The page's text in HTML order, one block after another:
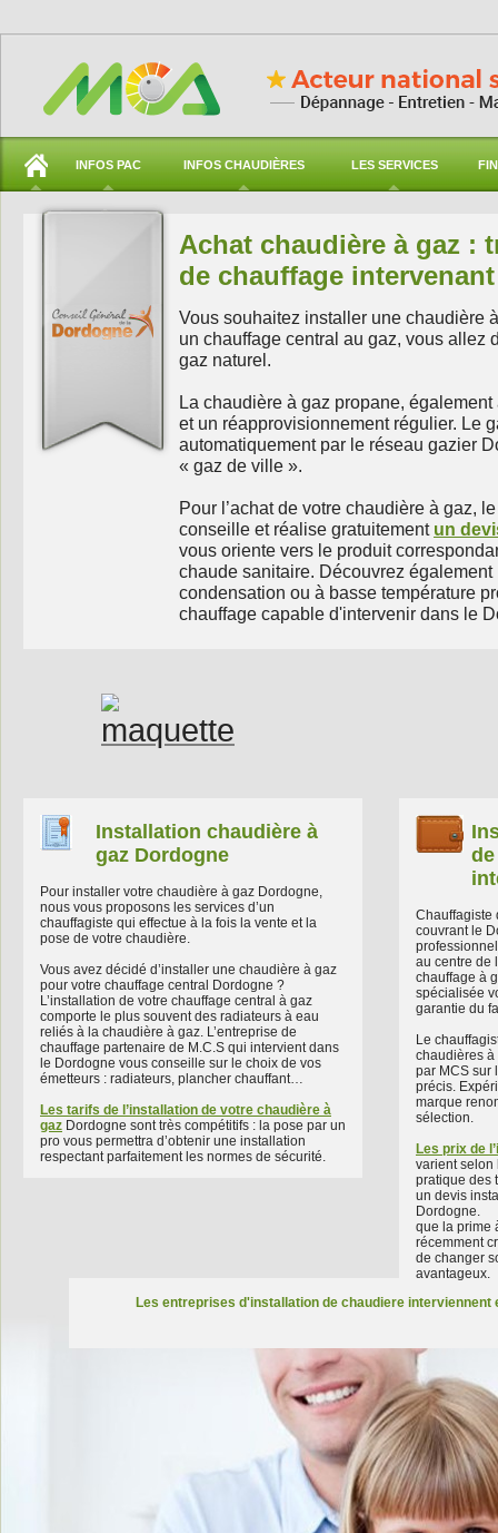
INFOS PAC INFOS CHAUDIÈRES LES SERVICES
Achat chaudière à gaz :
de chauffage
Vous souhaitez installer une chaudière
un chauffage central au gaz, vous allez
gaz naturel.
La chaudière à gaz propane,
et un réapprovisionnement régulier. Le
automatiquement par le réseau gazier
« gaz de ville ».
Pour l’achat de votre chaudière à gaz,
conseille et réalise gratuitement un
vous oriente vers le produit
chaude sanitaire. Découvrez
condensation ou à basse température
chauffage capable d'intervenir dans le
Installation chaudière à
gaz Dordogne
Pour installer votre chaudière à gaz Dordogne,
nous vous proposons les services d’un
chauffagiste qui effectue à la fois la vente et la
pose de votre chaudière.
Vous avez décidé d’installer une chaudière à gaz
pour votre chauffage central Dordogne ?
L’installation de votre chauffage central à gaz
comporte le plus souvent des radiateurs à eau
reliés à la chaudière à gaz. L’entreprise de
chauffage partenaire de M.C.S qui intervient dans
le Dordogne vous conseille sur le choix de vos
émetteurs : radiateurs, plancher chauffant…
Les tarifs de l’installation de votre chaudière à
gaz Dordogne sont très compétitifs : la pose par un
pro vous permettra d’obtenir une installation
respectant parfaitement les normes de sécurité.
Chauffagiste
couvrant le
au centre de
chauffage à
spécialisée
garantie du
Le
chaudières à
par MCS sur
précis.
marque
sélection.
Les prix de
varient selon
pratique des
un devis
Dordogne.
que la prime
récemment
de changer
avantageux.
Les entreprises d'installation de chaudiere